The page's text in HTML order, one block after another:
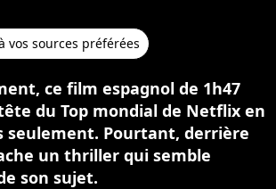
vos sources préférées
ce film espagnol de 1h47
du Top mondial de Netflix en
seulement. Pourtant, derrière
un thriller qui semble
son sujet.